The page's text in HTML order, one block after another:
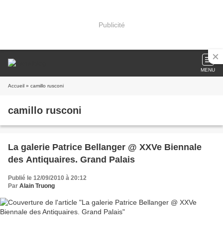
Publicité
MENU
Accueil » camillo rusconi
camillo rusconi
La galerie Patrice Bellanger @ XXVe Biennale
des Antiquaires. Grand Palais
Publié le 12/09/2010 à 20:12
Par Alain Truong